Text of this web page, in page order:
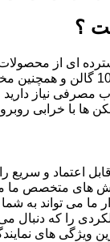
؟
ای از
مخازن آب مستقیم با
ها با خرابی
اعتماد و
های متخصص ما می
ما می تواند
را که دنبال می
ویژگی های